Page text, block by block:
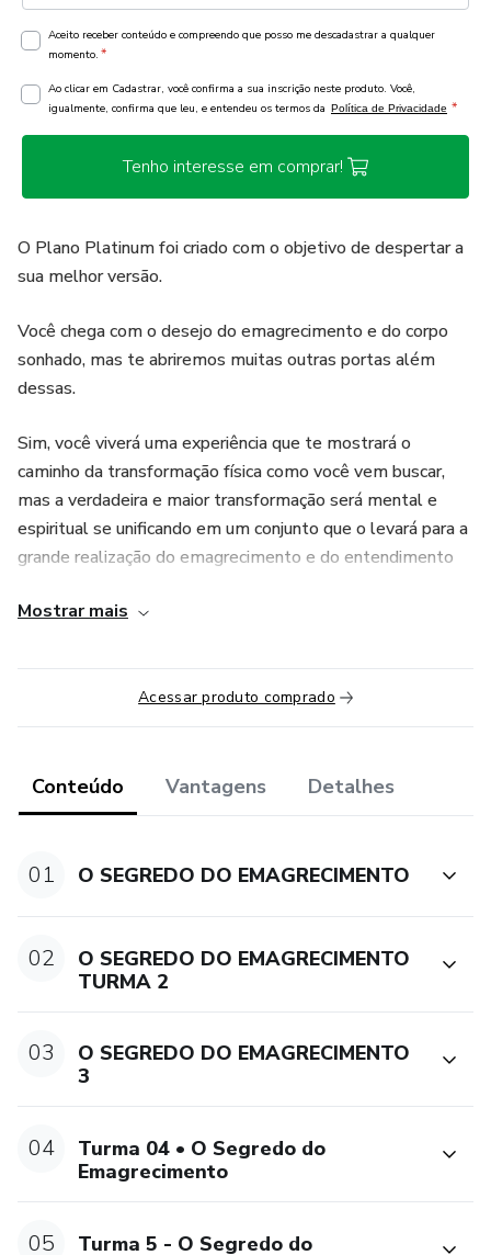
Aceito receber conteúdo e compreendo que posso me descadastrar a qualquer
momento. *
Ao clicar em Cadastrar, você confirma a sua inscrição neste produto. Você,
igualmente, confirma que leu, e entendeu os termos da Política de Privacidade *
Tenho interesse em comprar!
O Plano Platinum foi criado com o objetivo de despertar a
sua melhor versão.
Você chega com o desejo do emagrecimento e do corpo
sonhado, mas te abriremos muitas outras portas além
dessas.
Sim, você viverá uma experiência que te mostrará o
caminho da transformação física como você vem buscar,
mas a verdadeira e maior transformação será mental e
espiritual se unificando em um conjunto que o levará para a
grande realização do emagrecimento e do entendimento
dificuldades que te impediram até hoje de chegar aonde
OBS: O programa de exercícios e a sugestão de cardápio,
não substituem a avaliação de um médico.
Mostrar mais
Acessar produto comprado
Conteúdo Vantagens Detalhes
01 O SEGREDO DO EMAGRECIMENTO
02
O SEGREDO DO EMAGRECIMENTO
TURMA 2
03
O SEGREDO DO EMAGRECIMENTO
3
04
Turma 04 • O Segredo do
Emagrecimento
05
Turma 5 - O Segredo do